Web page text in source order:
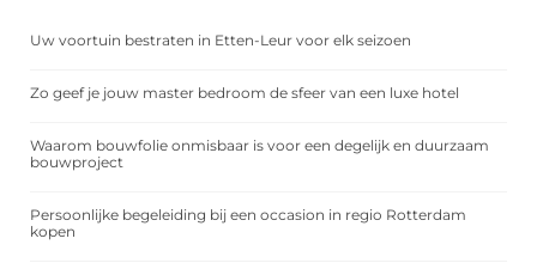
Uw voortuin bestraten in Etten-Leur voor elk seizoen
Zo geef je jouw master bedroom de sfeer van een luxe hotel
Waarom bouwfolie onmisbaar is voor een degelijk en duurzaam
bouwproject
Persoonlijke begeleiding bij een occasion in regio Rotterdam
kopen